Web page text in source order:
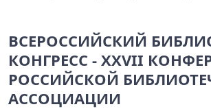
ВСЕРОССИЙСКИЙ
КОНГРЕСС - XXVII
РОССИЙСКОЙ
АССОЦИАЦИИ